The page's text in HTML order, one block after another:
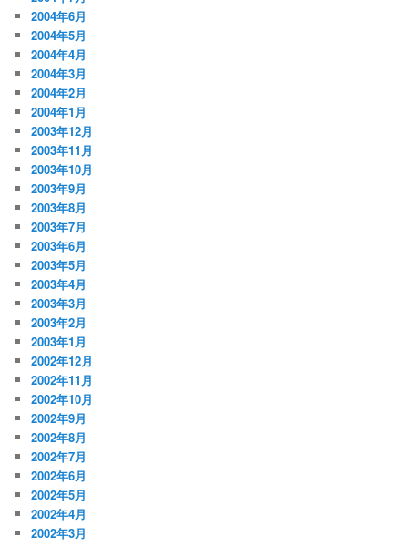
2004年6月
2004年5月
2004年4月
2004年3月
2004年2月
2004年1月
2003年12月
2003年11月
2003年10月
2003年9月
2003年8月
2003年7月
2003年6月
2003年5月
2003年4月
2003年3月
2003年2月
2003年1月
2002年12月
2002年11月
2002年10月
2002年9月
2002年8月
2002年7月
2002年6月
2002年5月
2002年4月
2002年3月